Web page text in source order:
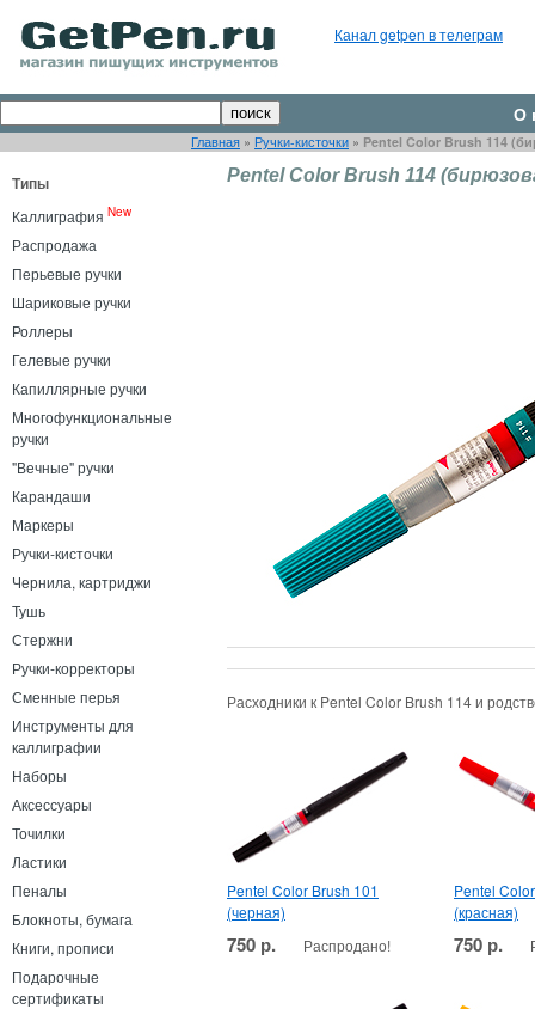
Канал getpen в телеграм
О
Главная » Ручки-кисточки » Pentel Color Brush 114
Типы
Каллиграфия New
Распродажа
Перьевые ручки
Шариковые ручки
Роллеры
Гелевые ручки
Капиллярные ручки
Многофункциональные
ручки
"Вечные" ручки
Карандаши
Маркеры
Ручки-кисточки
Чернила, картриджи
Тушь
Стержни
Ручки-корректоры
Сменные перья
Инструменты для
каллиграфии
Наборы
Аксессуары
Точилки
Ластики
Пеналы
Блокноты, бумага
Книги, прописи
Подарочные
сертификаты
Pentel Color Brush 114
Расходники к Pentel Color Brush 114 и
Pentel Color Brush 101
(черная)
750 р. Распродано!
Pentel
(красная)
750 р.